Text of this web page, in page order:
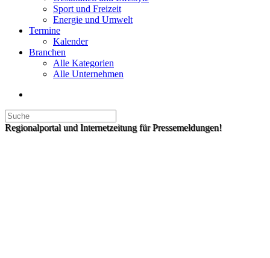
Sport und Freizeit
Energie und Umwelt
Termine
Kalender
Branchen
Alle Kategorien
Alle Unternehmen
Regionalportal und Internetzeitung für Pressemeldungen!